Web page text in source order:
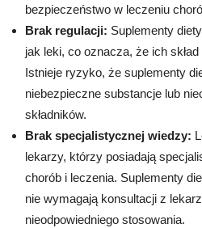
bezpieczeństwo w leczeniu
Brak regulacji: Suplementy
jak leki, co oznacza, że ​​ich
Istnieje ryzyko, że suplementy
niebezpieczne substancje lub
składników.
Brak specjalistycznej wiedzy:
lekarzy, którzy posiadają
chorób i leczenia. Suplementy
nie wymagają konsultacji z
nieodpowiedniego stosowania.